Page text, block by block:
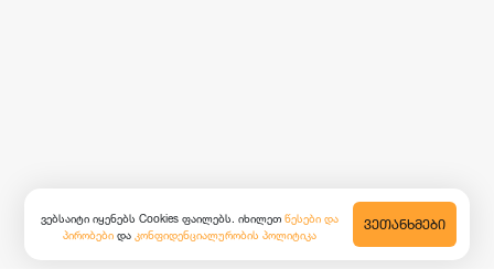
ვებსაიტი იყენებს Cookies ფაილებს. იხილეთ წესები და
პირობები და კონფიდენციალურობის პოლიტიკა
ᲕᲔᲗᲐᲜᲮᲛᲔᲑᲘ